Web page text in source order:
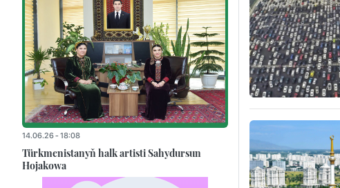
14.06.26 - 18:08
Türkmenistanyň halk artisti Sahydursun
Hojakowa